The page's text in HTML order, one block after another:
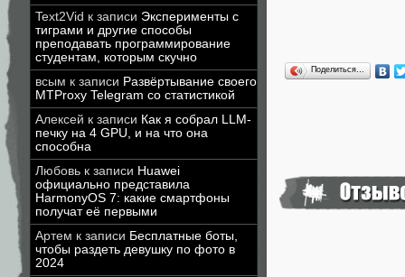
Text2Vid к записи Эксперименты с
тиграми и другие способы
преподавать программирование
студентам, которым скучно
всым к записи Развёртывание своего
MTProxy Telegram со статистикой
Алексей к записи Как я собрал LLM-
печку на 4 GPU, и на что она
способна
Любовь к записи Huawei
официально представила
HarmonyOS 7: какие смартфоны
получат её первыми
Артем к записи Бесплатные боты,
чтобы раздеть девушку по фото в
2024
Поделиться…